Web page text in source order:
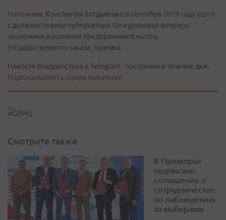
Напомним, Константин Богданенко в сентябре 2019 года ушел
с должности вице-губернатора. Он курировал вопросы
экономики и развития предпринимательства,
государственного заказа, туризма.
Новости Владивостока в Telegram - постоянно в течение дня.
Подписывайтесь одним нажатием!
Смотрите также
В Приморье
подписано
соглашение о
сотрудничестве
по наблюдению
за выборами